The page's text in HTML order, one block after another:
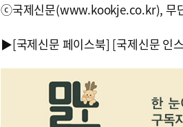
ⓒ국제신문(www.kookje.co.kr), 무
▶[국제신문 페이스북] [국제신문 인